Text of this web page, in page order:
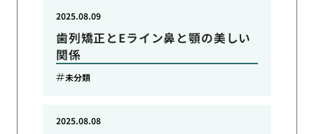
歯列矯正とEライン鼻と顎の美しい
関係
2025.08.09
未分類
2025.08.08